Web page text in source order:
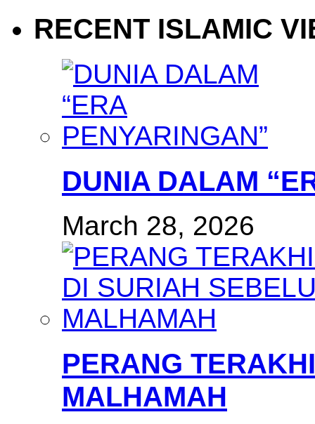
RECENT ISLAMIC
DUNIA DALAM
March 28, 2026
PERANG
MALHAMAH